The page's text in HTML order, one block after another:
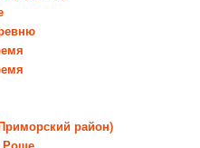
район)